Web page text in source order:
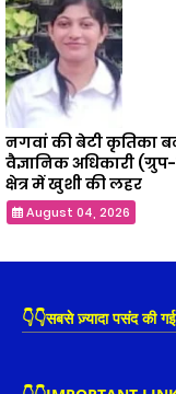
नगवां की बेटी कृतिका
वैज्ञानिक अधिकारी
क्षेत्र में खुशी की लहर
August 04, 2026
👇👇सबसे ज़्यादा पसंद की